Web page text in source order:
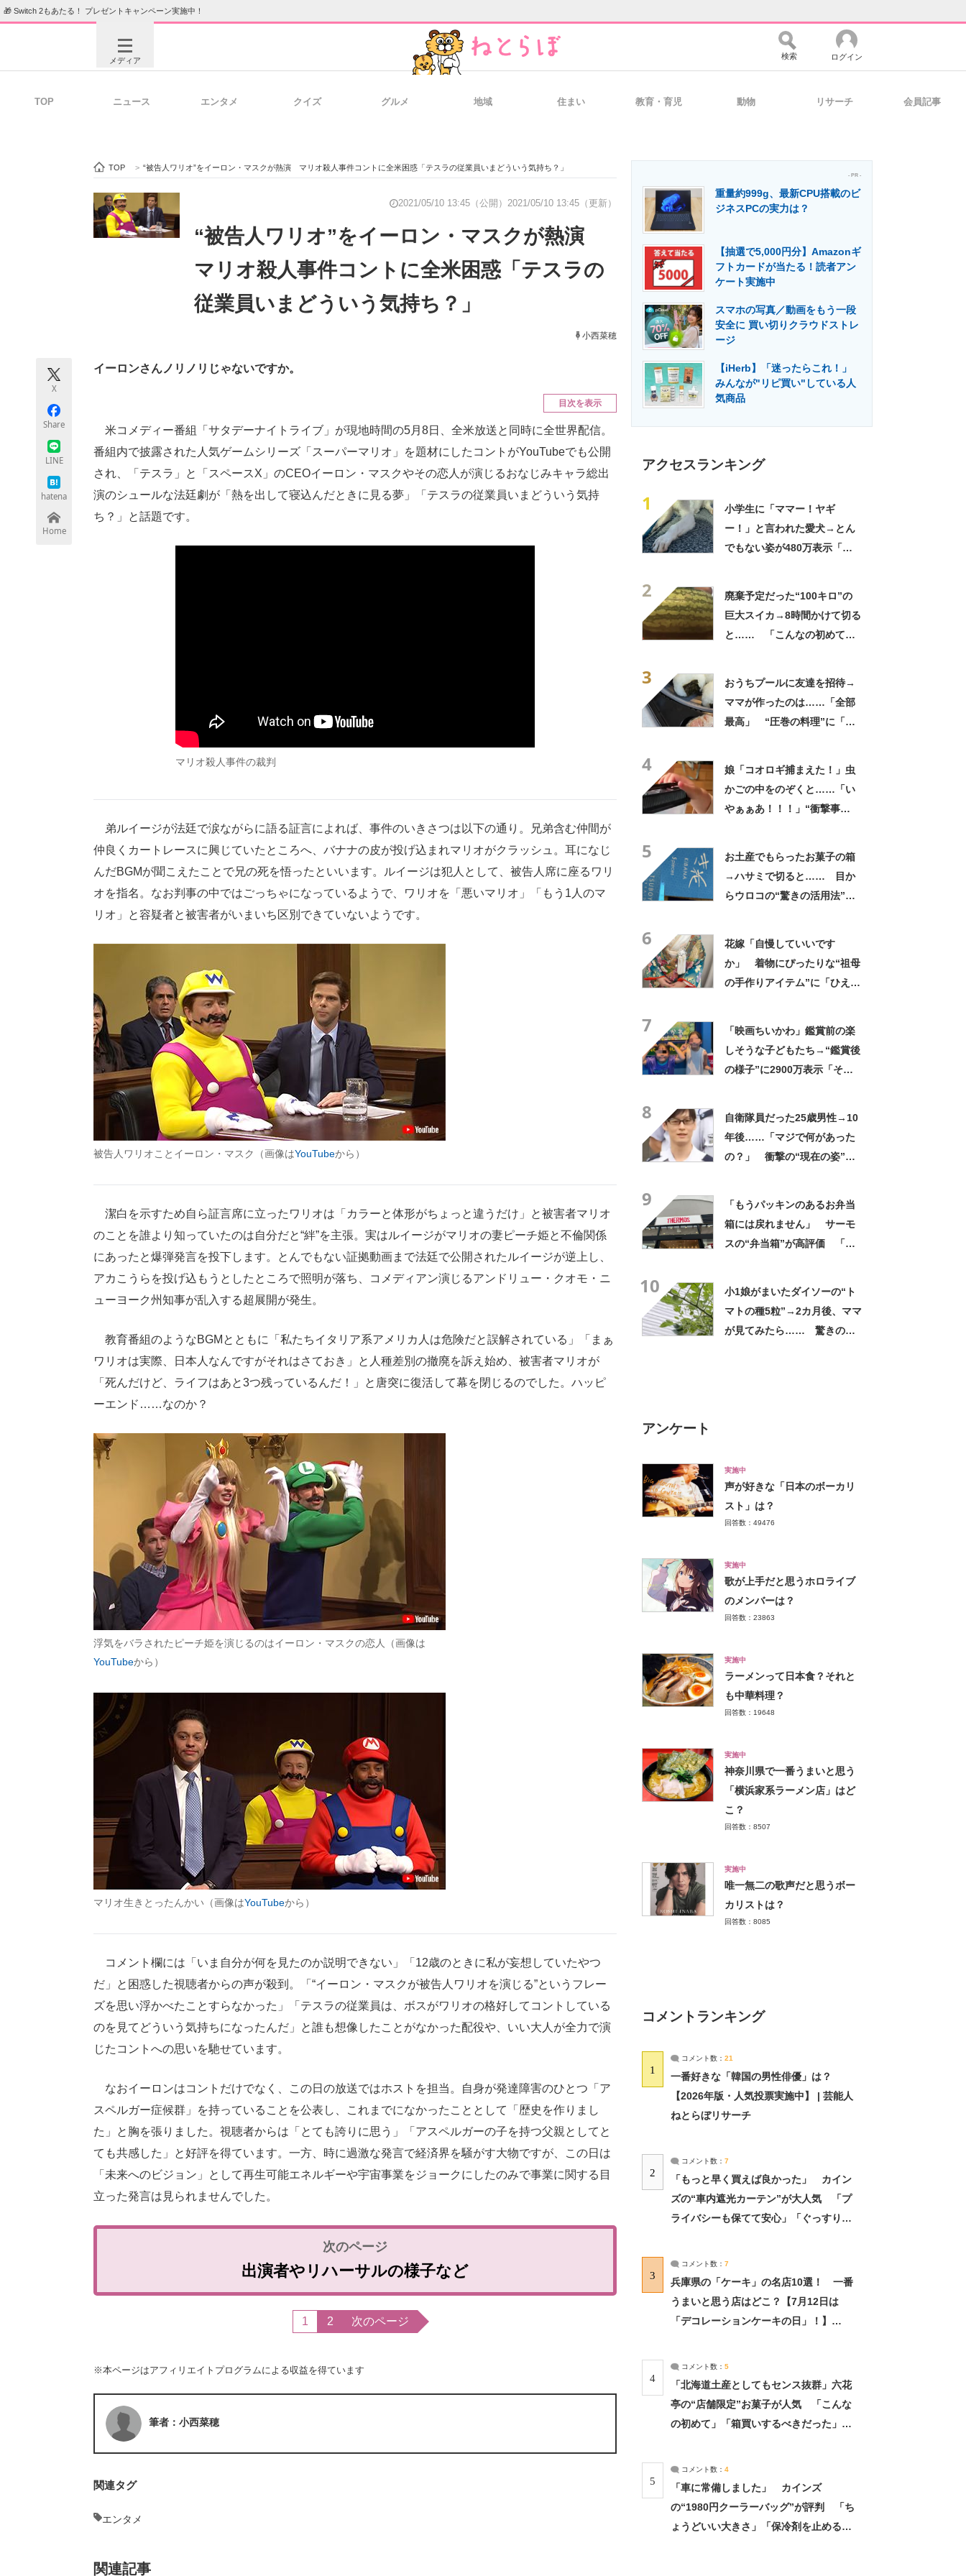
🎁 Switch 2もあたる！ プレゼントキャンペーン実施中！
メディア
ビジネスと働き方のヒント 経営リーダーのコミュニティ マーケ×ITの今がよく分かる
ITエンジニア向け専門サイト 企業向けIT製品の総合サイト IT製品の技術・比較・事例 製造業のIT導入・活用を支援
エネルギーの専門メディア 建設×テクノロジーの最前線
検索 ログイン
TOP ニュース エンタメ クイズ グルメ 地域 住まい 教育・育児 動物 リサーチ 会員記事
TOP > “被告人ワリオ”をイーロン・マスクが熱演 マリオ殺人事件コントに全米困惑「テスラの従業員いまどういう気持ち？」
2021/05/10 13:45（公開） 2021/05/10 13:45（更新）
“被告人ワリオ”をイーロン・マスクが熱演
マリオ殺人事件コントに全米困惑「テスラの
従業員いまどういう気持ち？」
小西菜穂
X
Share
LINE
hatena
Home
イーロンさんノリノリじゃないですか。
目次を表示
米コメディー番組「サタデーナイトライブ」が現地時間の5月8日、全米放送と同時に全世界配信。
番組内で披露された人気ゲームシリーズ「スーパーマリオ」を題材にしたコントがYouTubeでも公開
され、「テスラ」と「スペースX」のCEOイーロン・マスクやその恋人が演じるおなじみキャラ総出
演のシュールな法廷劇が「熱を出して寝込んだときに見る夢」「テスラの従業員いまどういう気持
ち？」と話題です。
マリオ殺人事件の裁判
弟ルイージが法廷で涙ながらに語る証言によれば、事件のいきさつは以下の通り。兄弟含む仲間が
仲良くカートレースに興じていたところへ、バナナの皮が投げ込まれマリオがクラッシュ。耳になじ
んだBGMが聞こえたことで兄の死を悟ったといいます。ルイージは犯人として、被告人席に座るワリ
オを指名。なお判事の中ではごっちゃになっているようで、ワリオを「悪いマリオ」「もう1人のマ
リオ」と容疑者と被害者がいまいち区別できていないようです。
被告人ワリオことイーロン・マスク（画像はYouTubeから）
潔白を示すため自ら証言席に立ったワリオは「カラーと体形がちょっと違うだけ」と被害者マリオ
のことを誰より知っていたのは自分だと“絆”を主張。実はルイージがマリオの妻ピーチ姫と不倫関係
にあったと爆弾発言を投下します。とんでもない証拠動画まで法廷で公開されたルイージが逆上し、
アカこうらを投げ込もうとしたところで照明が落ち、コメディアン演じるアンドリュー・クオモ・ニ
ューヨーク州知事が乱入する超展開が発生。
教育番組のようなBGMとともに「私たちイタリア系アメリカ人は危険だと誤解されている」「まぁ
ワリオは実際、日本人なんですがそれはさておき」と人種差別の撤廃を訴え始め、被害者マリオが
「死んだけど、ライフはあと3つ残っているんだ！」と唐突に復活して幕を閉じるのでした。ハッピ
ーエンド……なのか？
浮気をバラされたピーチ姫を演じるのはイーロン・マスクの恋人（画像は
YouTubeから）
マリオ生きとったんかい（画像はYouTubeから）
コメント欄には「いま自分が何を見たのか説明できない」「12歳のときに私が妄想していたやつ
だ」と困惑した視聴者からの声が殺到。「“イーロン・マスクが被告人ワリオを演じる”というフレー
ズを思い浮かべたことすらなかった」「テスラの従業員は、ボスがワリオの格好してコントしている
のを見てどういう気持ちになったんだ」と誰も想像したことがなかった配役や、いい大人が全力で演
じたコントへの思いを馳せています。
なおイーロンはコントだけでなく、この日の放送ではホストを担当。自身が発達障害のひとつ「ア
スペルガー症候群」を持っていることを公表し、これまでになかったこととして「歴史を作りまし
た」と胸を張りました。視聴者からは「とても誇りに思う」「アスペルガーの子を持つ父親としてと
ても共感した」と好評を得ています。一方、時に過激な発言で経済界を騒がす大物ですが、この日は
「未来へのビジョン」として再生可能エネルギーや宇宙事業をジョークにしたのみで事業に関する目
立った発言は見られませんでした。
出演者やリハーサルの様子など
1 2 次のページ
※本ページはアフィリエイトプログラムによる収益を得ています
筆者：小西菜穂
関連タグ
エンタメ
関連記事
- PR -
重量約999g、最新CPU搭載のビ
ジネスPCの実力は？
【抽選で5,000円分】Amazonギ
フトカードが当たる！読者アン
ケート実施中
スマホの写真／動画をもう一段
安全に 買い切りクラウドストレ
ージ
【iHerb】「迷ったらこれ！」
みんなが"リピ買い"している人
気商品
アクセスランキング
1
小学生に「ママー！ヤギ
ー！」と言われた愛犬→とん
でもない姿が480万表示「ど
2
廃棄予定だった“100キロ”の
巨大スイカ→8時間かけて切る
と…… 「こんなの初めて見
3
おうちプールに友達を招待→
ママが作ったのは……「全部
最高」 “圧巻の料理”に「う
4
娘「コオロギ捕まえた！」虫
かごの中をのぞくと……「い
やぁぁあ！！！」“衝撃事
5
お土産でもらったお菓子の箱
→ハサミで切ると…… 目か
らウロコの“驚きの活用法”に
6
花嫁「自慢していいです
か」 着物にぴったりな“祖母
の手作りアイテム”に「ひえ
7
「映画ちいかわ」鑑賞前の楽
しそうな子どもたち→“鑑賞後
の様子”に2900万表示「そう
8
自衛隊員だった25歳男性→10
年後……「マジで何があった
の？」 衝撃の“現在の姿”が
9
「もうパッキンのあるお弁当
箱には戻れません」 サーモ
スの“弁当箱”が高評価 「想
10
小1娘がまいたダイソーの“ト
マトの種5粒”→2カ月後、ママ
が見てみたら…… 驚きの光
アンケート
実施中
声が好きな「日本のボーカリ
スト」は？
回答数：49476
実施中
歌が上手だと思うホロライブ
のメンバーは？
回答数：23863
実施中
ラーメンって日本食？それと
も中華料理？
回答数：19648
実施中
神奈川県で一番うまいと思う
「横浜家系ラーメン店」はど
こ？
回答数：8507
実施中
唯一無二の歌声だと思うボー
カリストは？
回答数：8085
コメントランキング
1
コメント数： 21
一番好きな「韓国の男性俳優」は？
【2026年版・人気投票実施中】 | 芸能人
ねとらぼリサーチ
2
コメント数： 7
「もっと早く買えば良かった」 カイン
ズの“車内遮光カーテン”が大人気 「プ
ライバシーも保てて安心」「ぐっすり眠
3
コメント数： 7
兵庫県の「ケーキ」の名店10選！ 一番
うまいと思う店はどこ？【7月12日は
「デコレーションケーキの日」！】
4
コメント数： 5
「北海道土産としてもセンス抜群」六花
亭の“店舗限定”お菓子が人気 「こんな
の初めて」「箱買いするべきだった」
5
コメント数： 4
「車に常備しました」 カインズ
の“1980円クーラーバッグ”が評判 「ち
ょうどいい大きさ」「保冷剤を止めるベ